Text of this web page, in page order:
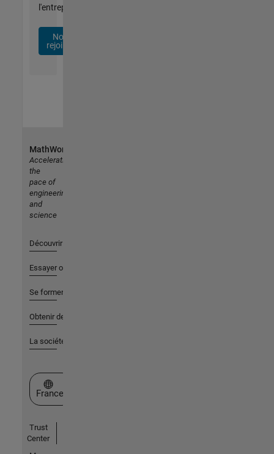
l'entreprise.
Nous
rejoindre
MathWorks
Accelerating
the
pace of
engineering
and
science
Découvrir les produits
Essayer ou acheter
Se former
Obtenir de l'aide
La société
Sélectionner un site web
France
Trust
Center